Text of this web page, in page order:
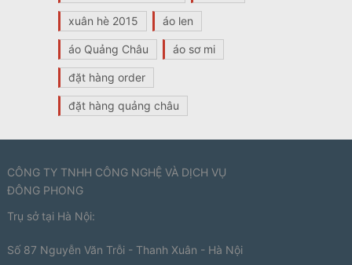
xuân hè 2015 áo len
áo Quảng Châu áo sơ mi
đặt hàng order
đặt hàng quảng châu
CÔNG TY TNHH CÔNG NGHỆ VÀ DỊCH VỤ
ĐÔNG PHONG
Trụ sở tại Hà Nội:
Số 87 Nguyễn Văn Trỗi - Thanh Xuân - Hà Nội